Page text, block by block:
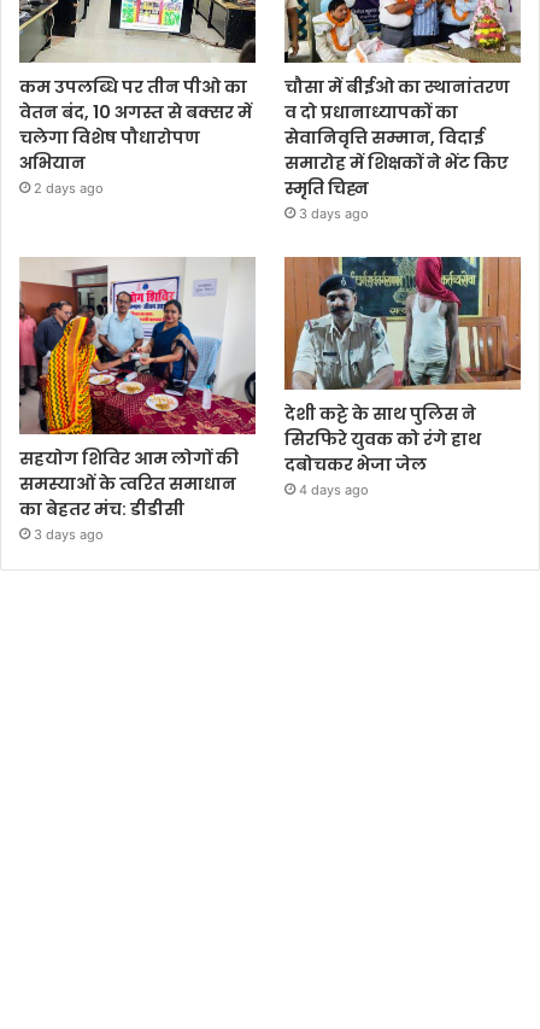
कम उपलब्धि पर तीन पीओ का
वेतन बंद, 10 अगस्त से बक्सर में
चलेगा विशेष पौधारोपण
अभियान
2 days ago
चौसा में बीईओ का स्थानांतरण
व दो प्रधानाध्यापकों का
सेवानिवृत्ति सम्मान, विदाई
समारोह में शिक्षकों ने भेंट किए
स्मृति चिह्न
3 days ago
सहयोग शिविर आम लोगों की
समस्याओं के त्वरित समाधान
का बेहतर मंच: डीडीसी
3 days ago
देशी कट्टे के साथ पुलिस ने
सिरफिरे युवक को रंगे हाथ
दबोचकर भेजा जेल
4 days ago